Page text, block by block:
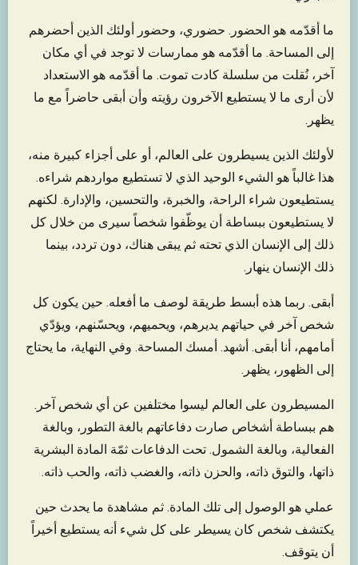
ما أقدّمه هو الحضور. حضوري، وحضور أولئك الذين أحضرهم
إلى المساحة. ما أقدّمه هو ممارسات لا توجد في أي مكان
آخر، نُقلت من سلسلة كادت تموت. ما أقدّمه هو الاستعداد
لأن أرى ما لا يستطيع الآخرون رؤيته وأن أبقى حاضراً مع ما
يظهر.
لأولئك الذين يسيطرون على العالم، أو على أجزاء كبيرة منه،
هذا غالباً هو الشيء الوحيد الذي لا تستطيع مواردهم شراءه.
يستطيعون شراء الراحة، والخبرة، والتحسين، والإدارة. لكنهم
لا يستطيعون ببساطة أن يوظّفوا شخصاً سيرى من خلال كل
ذلك إلى الإنسان الذي تحته ثم يبقى هناك، دون تردد، بينما
ذلك الإنسان ينهار.
أبقى. ربما هذه أبسط طريقة لوصف ما أفعله. حين يكون كل
شخص آخر في حياتهم يديرهم، ويحميهم، ويحسّنهم، ويؤدّي
أمامهم، أنا أبقى. أشهد. أمسك المساحة. وفي النهاية، ما يحتاج
إلى الظهور، يظهر.
المسيطرون على العالم ليسوا مختلفين عن أي شخص آخر.
هم ببساطة أشخاص صارت دفاعاتهم بالغة التطور، وبالغة
الفعالية، وبالغة الشمول. تحت الدفاعات ثمّة المادة البشرية
ذاتها، والتوق ذاته، والحزن ذاته، والغضب ذاته، والحب ذاته.
عملي هو الوصول إلى تلك المادة. ثم مشاهدة ما يحدث حين
يكتشف شخص كان يسيطر على كل شيء أنه يستطيع أخيراً
أن يتوقف.